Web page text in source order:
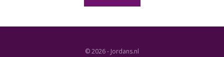
© 2026 - Jordans.nl